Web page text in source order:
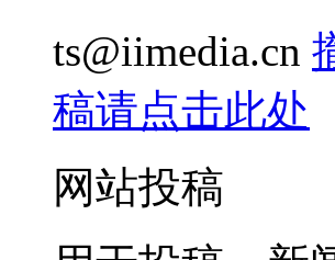
ts@iimedia.cn
稿请点击此处
网站投稿